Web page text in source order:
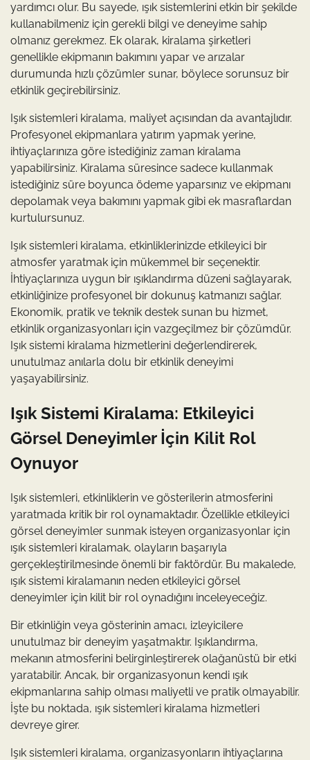
yardımcı olur. Bu sayede, ışık sistemlerini etkin bir şekilde
kullanabilmeniz için gerekli bilgi ve deneyime sahip
olmanız gerekmez. Ek olarak, kiralama şirketleri
genellikle ekipmanın bakımını yapar ve arızalar
durumunda hızlı çözümler sunar, böylece sorunsuz bir
etkinlik geçirebilirsiniz.
Işık sistemleri kiralama, maliyet açısından da avantajlıdır.
Profesyonel ekipmanlara yatırım yapmak yerine,
ihtiyaçlarınıza göre istediğiniz zaman kiralama
yapabilirsiniz. Kiralama süresince sadece kullanmak
istediğiniz süre boyunca ödeme yaparsınız ve ekipmanı
depolamak veya bakımını yapmak gibi ek masraflardan
kurtulursunuz.
Işık sistemleri kiralama, etkinliklerinizde etkileyici bir
atmosfer yaratmak için mükemmel bir seçenektir.
İhtiyaçlarınıza uygun bir ışıklandırma düzeni sağlayarak,
etkinliğinize profesyonel bir dokunuş katmanızı sağlar.
Ekonomik, pratik ve teknik destek sunan bu hizmet,
etkinlik organizasyonları için vazgeçilmez bir çözümdür.
Işık sistemi kiralama hizmetlerini değerlendirerek,
unutulmaz anılarla dolu bir etkinlik deneyimi
yaşayabilirsiniz.
Işık Sistemi Kiralama: Etkileyici
Görsel Deneyimler İçin Kilit Rol
Oynuyor
Işık sistemleri, etkinliklerin ve gösterilerin atmosferini
yaratmada kritik bir rol oynamaktadır. Özellikle etkileyici
görsel deneyimler sunmak isteyen organizasyonlar için
ışık sistemleri kiralamak, olayların başarıyla
gerçekleştirilmesinde önemli bir faktördür. Bu makalede,
ışık sistemi kiralamanın neden etkileyici görsel
deneyimler için kilit bir rol oynadığını inceleyeceğiz.
Bir etkinliğin veya gösterinin amacı, izleyicilere
unutulmaz bir deneyim yaşatmaktır. Işıklandırma,
mekanın atmosferini belirginleştirerek olağanüstü bir etki
yaratabilir. Ancak, bir organizasyonun kendi ışık
ekipmanlarına sahip olması maliyetli ve pratik olmayabilir.
İşte bu noktada, ışık sistemleri kiralama hizmetleri
devreye girer.
Işık sistemleri kiralama, organizasyonların ihtiyaçlarına